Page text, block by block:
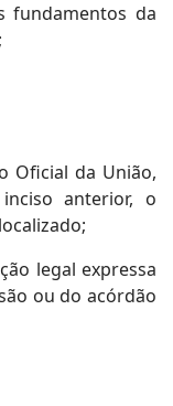
fundamentos da
Oficial da União,
anterior, o
legal expressa
ou do acórdão